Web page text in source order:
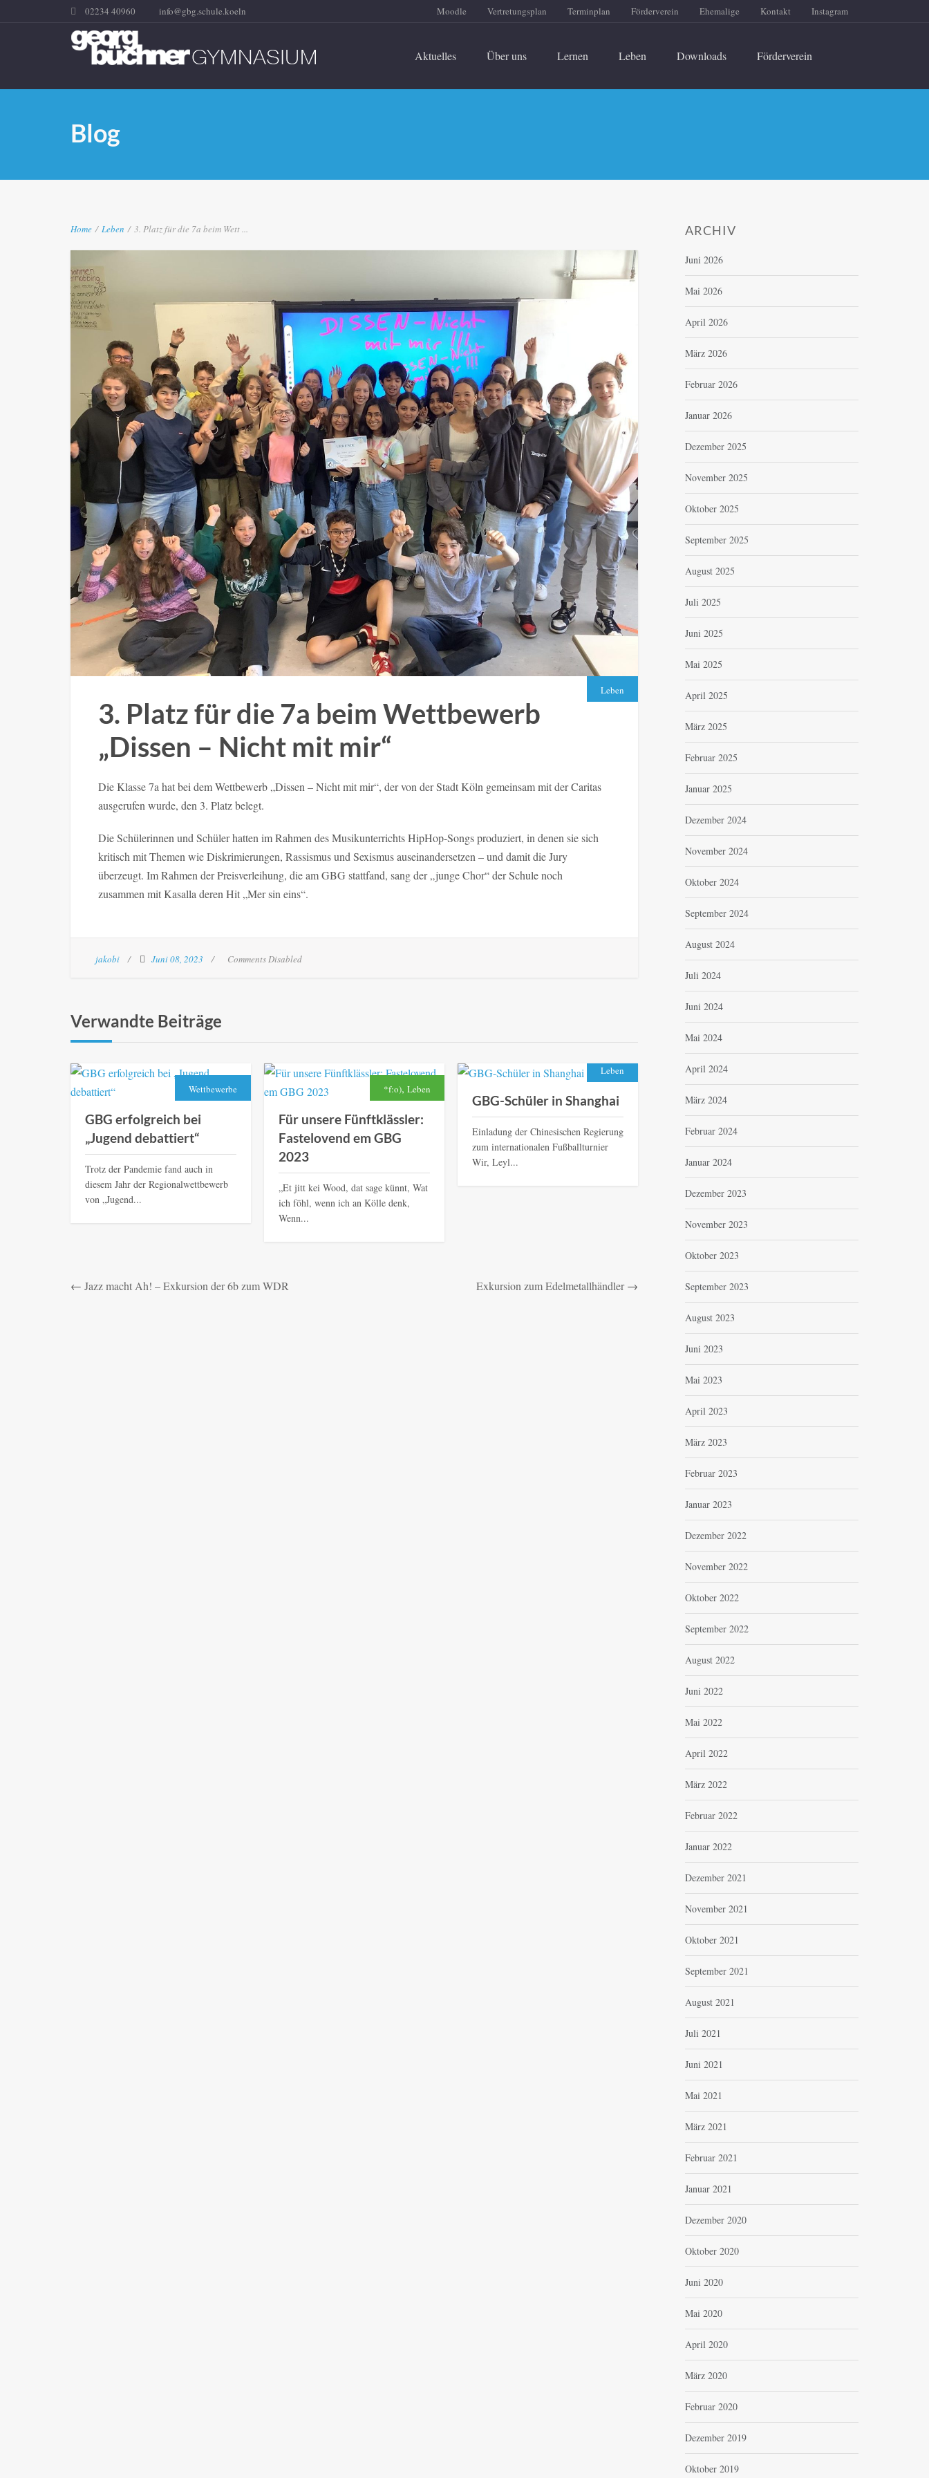
02234 40960 info@gbg.schule.koeln Moodle Vertretungsplan Terminplan Förderverein Ehemalige Kontakt Instagram
Aktuelles Über uns Lernen Leben Downloads Förderverein
Blog
Home / Leben / 3. Platz für die 7a beim Wett ...
Leben
3. Platz für die 7a beim Wettbewerb
„Dissen – Nicht mit mir“
Die Klasse 7a hat bei dem Wettbewerb „Dissen – Nicht mit mir“, der von der Stadt Köln gemeinsam mit der Caritas
ausgerufen wurde, den 3. Platz belegt.
Die Schülerinnen und Schüler hatten im Rahmen des Musikunterrichts HipHop-Songs produziert, in denen sie sich
kritisch mit Themen wie Diskrimierungen, Rassismus und Sexismus auseinandersetzen – und damit die Jury
überzeugt. Im Rahmen der Preisverleihung, die am GBG stattfand, sang der „junge Chor“ der Schule noch
zusammen mit Kasalla deren Hit „Mer sin eins“.
jakobi Juni 08, 2023 Comments Disabled
Verwandte Beiträge
Wettbewerbe
GBG erfolgreich bei
„Jugend debattiert“
Trotz der Pandemie fand auch in
diesem Jahr der Regionalwettbewerb
von „Jugend...
*f:o), Leben
Für unsere Fünftklässler:
Fastelovend em GBG
2023
„Et jitt kei Wood, dat sage künnt, Wat
ich föhl, wenn ich an Kölle denk,
Wenn...
Leben
GBG-Schüler in Shanghai
Einladung der Chinesischen Regierung
zum internationalen Fußballturnier
Wir, Leyl...
← Jazz macht Ah! – Exkursion der 6b zum WDR Exkursion zum Edelmetallhändler→
ARCHIV
Juni 2026
Mai 2026
April 2026
März 2026
Februar 2026
Januar 2026
Dezember 2025
November 2025
Oktober 2025
September 2025
August 2025
Juli 2025
Juni 2025
Mai 2025
April 2025
März 2025
Februar 2025
Januar 2025
Dezember 2024
November 2024
Oktober 2024
September 2024
August 2024
Juli 2024
Juni 2024
Mai 2024
April 2024
März 2024
Februar 2024
Januar 2024
Dezember 2023
November 2023
Oktober 2023
September 2023
August 2023
Juni 2023
Mai 2023
April 2023
März 2023
Februar 2023
Januar 2023
Dezember 2022
November 2022
Oktober 2022
September 2022
August 2022
Juni 2022
Mai 2022
April 2022
März 2022
Februar 2022
Januar 2022
Dezember 2021
November 2021
Oktober 2021
September 2021
August 2021
Juli 2021
Juni 2021
Mai 2021
März 2021
Februar 2021
Januar 2021
Dezember 2020
Oktober 2020
Juni 2020
Mai 2020
April 2020
März 2020
Februar 2020
Dezember 2019
Oktober 2019